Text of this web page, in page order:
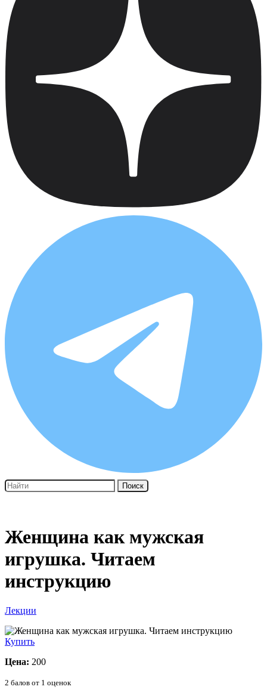
Поиск
Женщина как мужская
игрушка. Читаем
инструкцию
Лекции
Купить
Цена: 200
2 балов от 1 оценок